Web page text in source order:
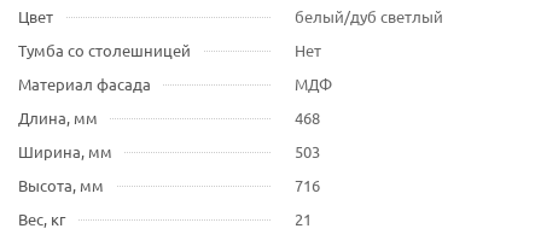
Цвет
белый/дуб светлый
Тумба со столешницей
Нет
Материал фасада
МДФ
Длина, мм
468
Ширина, мм
503
Высота, мм
716
Вес, кг
21